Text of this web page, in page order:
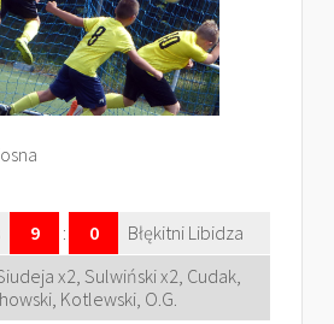
9 : 0
Błękitni Libidza
x2, Sulwiński x2, Cudak,
Kotlewski, O.G.